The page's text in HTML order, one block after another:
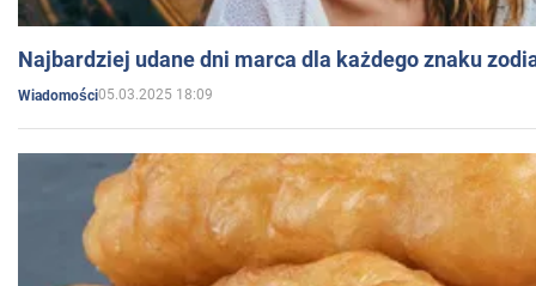
Najbardziej udane dni marca dla każdego znaku
Wiadomości05.03.2025 18:09